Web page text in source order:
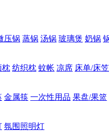
压锅 蒸锅 汤锅 玻璃煲 奶锅
枕 纺织枕 蚊帐 凉席 床单/床笠
金属筷 一次性用品 果盘/果篮
氛围照明灯